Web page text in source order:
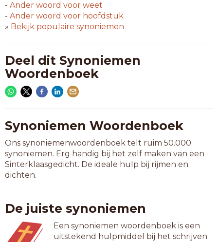
- Ander woord voor weet
- Ander woord voor hoofdstuk
» Bekijk populaire synoniemen
Deel dit Synoniemen
Woordenboek
Synoniemen Woordenboek
Ons synoniemenwoordenboek telt ruim 50.000
synoniemen. Erg handig bij het zelf maken van een
Sinterklaasgedicht. De ideale hulp bij rijmen en
dichten.
De juiste synoniemen
Een synoniemen woordenboek is een
uitstekend hulpmiddel bij het schrijven